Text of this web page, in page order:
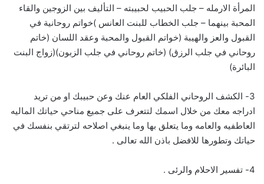
المرأة الارمله – جلب الحبيب لحبيبته – التأليف بين الزوجين والقاء
المحبة بينهما – جلب الخطاب للبنت العانس )خواتم روحانية في
القبول والعز والهيبة (خواتم القبول والمحبة وعقد اللسان (خاتم
روحاني في جلب الرزق) (خاتم روحاني في جلب الزبون)(زواج البنت
البائرة)
3- الكشف الروحاني الفلكي العام عنك وعن حبيبك او من تريد
ادراجه معك من خلال اسمك لتتعرف على جميع مناحي حياتك الماليه
العاطفيه والعامه وما يتعلق بها وما ينبغي اصلاحه لترتقي بنفسك في
حياتك وتطورها للافضل باذن الله تعالى .
4- تفسير الاحلام والرئى .